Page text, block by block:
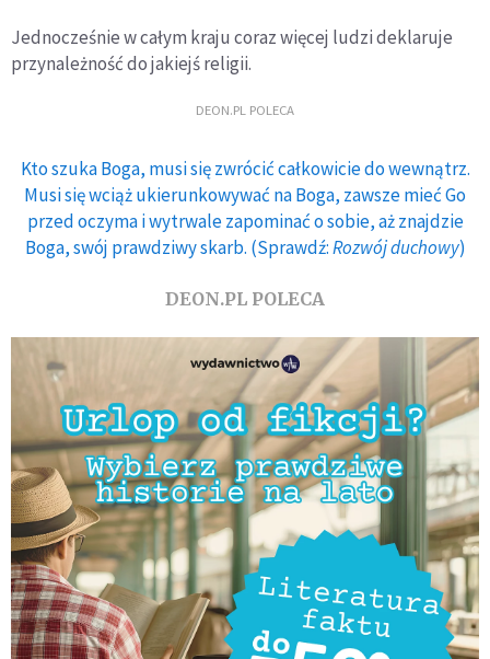
Jednocześnie w całym kraju coraz więcej ludzi deklaruje
przynależność do jakiejś religii.
DEON.PL POLECA
Kto szuka Boga, musi się zwrócić całkowicie do wewnątrz.
Musi się wciąż ukierunkowywać na Boga, zawsze mieć Go
przed oczyma i wytrwale zapominać o sobie, aż znajdzie
Boga, swój prawdziwy skarb. (Sprawdź:Rozwój duchowy)
DEON.PL POLECA